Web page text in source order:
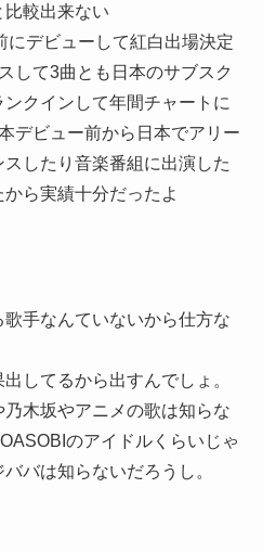
較出来ない
にデビューして紅白出場決定
して3曲とも日本のサブスク
クインして年間チャートに
デビュー前から日本でアリー
したり音楽番組に出演した
ら実績十分だったよ
手なんていないから仕方な
してるから出すんでしょ。
木坂やアニメの歌は知らな
のアイドルくらいじゃ
バは知らないだろうし。